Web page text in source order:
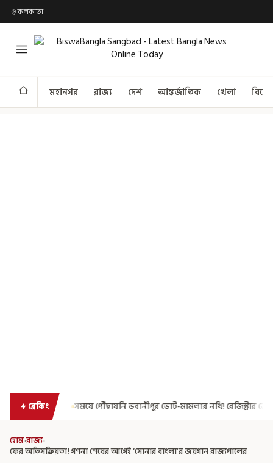
কলকাতা
মহানগর রাজ্য দেশ আন্তর্জাতিক খেলা
ব্রেকিং
ভবানীপুর ভোট-মামলার নথি! রেজিস্ট্রার জেনারেলের কাছে রিপোর্ট তলব
হোম›রাজ্য›
ফের অতিসক্রিয়তা! গণনা শেষের আগেই ‘সোনার বাংলা’র জয়গান রাজ্যপালের